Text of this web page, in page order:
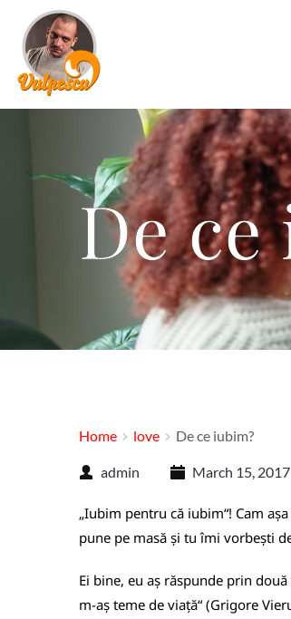
De
Home love De ce iubim?
admin March 15, 2017
„Iubim pentru că iubim“! Cam
pune pe masă și tu îmi vorbești
Ei bine, eu aș răspunde prin
m-aș teme de viață“ (Grigore